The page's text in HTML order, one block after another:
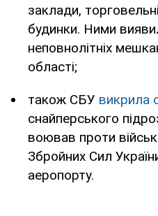
заклади,
будинки. Ними
неповнолітніх
області;
також СБУ викрила
снайперського
воював проти
Збройних Сил
аеропорту.